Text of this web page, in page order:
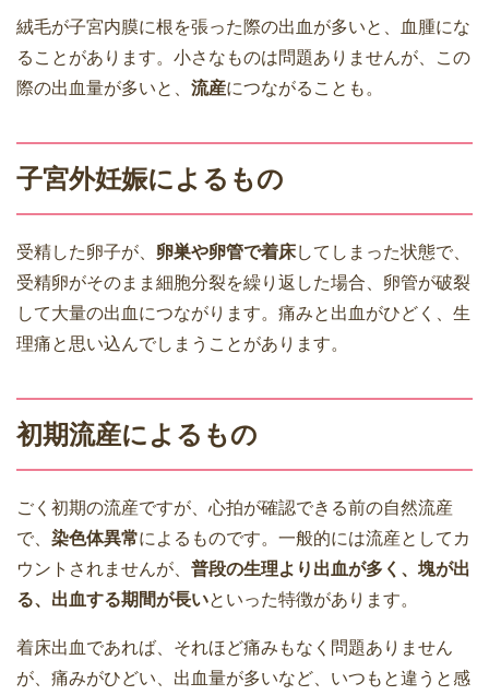
絨毛が子宮内膜に根を張った際の出血が多いと、血腫にな
ることがあります。小さなものは問題ありませんが、この
際の出血量が多いと、 流産につながることも。
子宮外妊娠によるもの
受精した卵子が、 卵巣や卵管で着床してしまった状態で、
受精卵がそのまま細胞分裂を繰り返した場合、卵管が破裂
して大量の出血につながります。痛みと出血がひどく、生
理痛と思い込んでしまうことがあります。
初期流産によるもの
ごく初期の流産ですが、心拍が確認できる前の自然流産
で、 染色体異常によるものです。一般的には流産としてカ
ウントされませんが、 普段の生理より出血が多く、塊が出
る、出血する期間が長いといった特徴があります。
着床出血であれば、それほど痛みもなく問題ありません
が、痛みがひどい、出血量が多いなど、いつもと違うと感